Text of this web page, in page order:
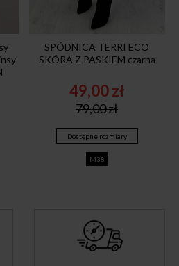
SPÓDNICA TERRI ECO
SKÓRA Z PASKIEM czarna
79,00zł
Original
price
was:
79,00 zł.
49,00zł
Current
price
is:
49,00 zł.
Dostępne rozmiary
M38